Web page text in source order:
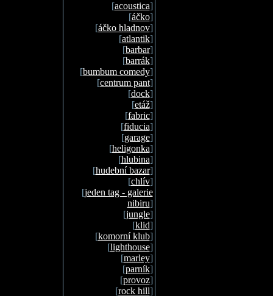
[acoustica]
[áčko]
[áčko hladnov]
[atlantik]
[barbar]
[barrák]
[bumbum comedy]
[centrum pant]
[dock]
[etáž]
[fabric]
[fiducia]
[garage]
[heligonka]
[hlubina]
[hudební bazar]
[chlív]
[jeden tag - galerie
nibiru]
[jungle]
[klid]
[komorní klub]
[lighthouse]
[marley]
[parník]
[provoz]
[rock hill]